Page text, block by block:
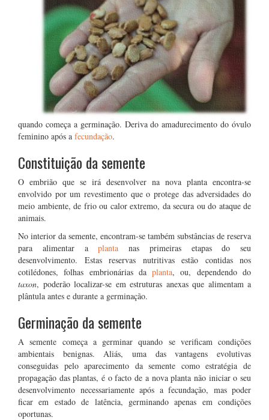
quando começa a germinação. Deriva do amadurecimento do óvulo
feminino após a fecundação.
Constituição da semente
O embrião que se irá desenvolver na nova planta encontra-se
envolvido por um revestimento que o protege das adversidades do
meio ambiente, de frio ou calor extremo, da secura ou do ataque de
animais.
No interior da semente, encontram-se também substâncias de reserva
para alimentar aplanta nas primeiras etapas do seu
desenvolvimento. Estas reservas nutritivas estão contidas nos
cotilédones, folhas embrionárias daplanta, ou, dependendo do
taxon, poderão localizar-se em estruturas anexas que alimentam a
plântula antes e durante a germinação.
Germinação da semente
A semente começa a germinar quando se verificam condições
ambientais benignas. Aliás, uma das vantagens evolutivas
conseguidas pelo aparecimento da semente como estratégia de
propagação das plantas, é o facto de a nova planta não iniciar o seu
desenvolvimento necessariamente após a fecundação, mas poder
ficar em estado de latência, germinando apenas em condições
oportunas.